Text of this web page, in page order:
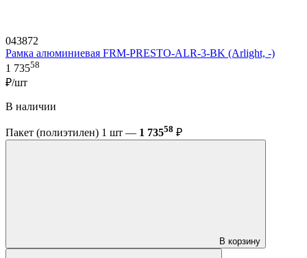
043872
Рамка алюминиевая FRM-PRESTO-ALR-3-BK (Arlight, -)
1 73558
₽/шт
В наличии
Пакет (полиэтилен) 1 шт — 1 73558 ₽
В корзину